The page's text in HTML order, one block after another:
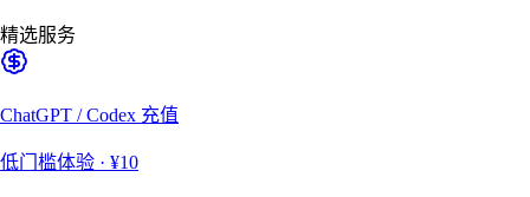
精选服务
ChatGPT / Codex 充值
低门槛体验 · ¥10